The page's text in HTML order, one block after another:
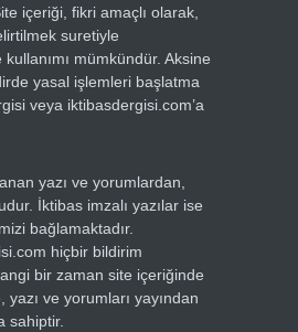
içeriği, fikri amaçlı olarak,
suretiyle
mümkündür. Aksine
yasal işlemleri başlatma
veya iktibasdergisi.com’a
yazı ve yorumlardan,
İktibas imzalı yazılar ise
bağlamaktadır.
hiçbir bildirim
bir zaman site içeriğinde
ve yorumları yayından
sahiptir.